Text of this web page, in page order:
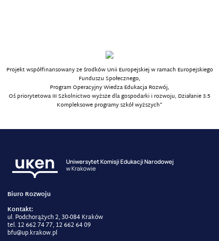
Projekt współfinansowany ze środków Unii Europejskiej w ramach Europejskiego
Funduszu Społecznego,
Program Operacyjny Wiedza Edukacja Rozwój,
Oś priorytetowa III Szkolnictwo wyższe dla gospodarki i rozwoju, Działanie 3.5
Kompleksowe programy szkół wyższych”
Uniwersytet Komisji Edukacji Narodowej
w Krakowie
Biuro Rozwoju
Kontakt:
ul. Podchorążych 2, 30-084 Kraków
tel. 12 662 74 77, 12 662 64 09
bfu@up.krakow.pl